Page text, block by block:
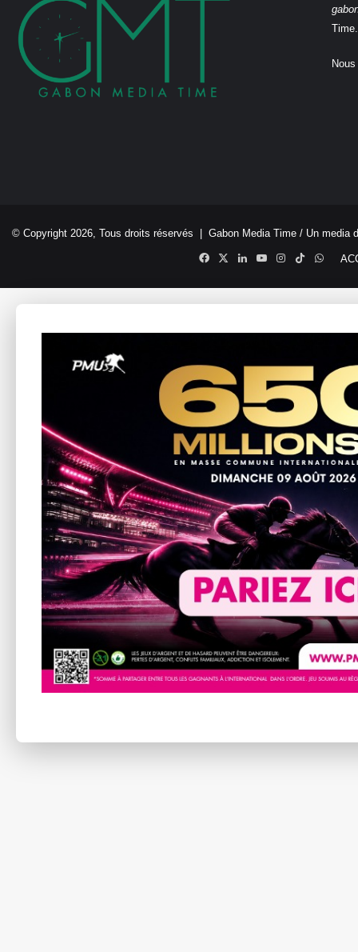
Time.
© Copyright 2026, Tous droits réservés | Gabon Media Time / Un media
Facebook
X LinkedinYouTubeInstagram
TikTok